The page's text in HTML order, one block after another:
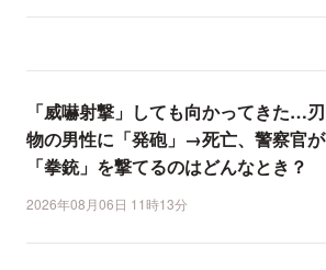
「威嚇射撃」しても向かってきた…刃
物の男性に「発砲」→死亡、警察官が
「拳銃」を撃てるのはどんなとき？
2026年08月06日 11時13分